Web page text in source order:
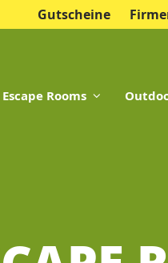
Gutscheine
Escape Rooms